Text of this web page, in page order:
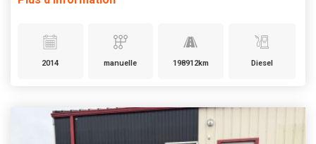
2014 manuelle 198912km Diesel